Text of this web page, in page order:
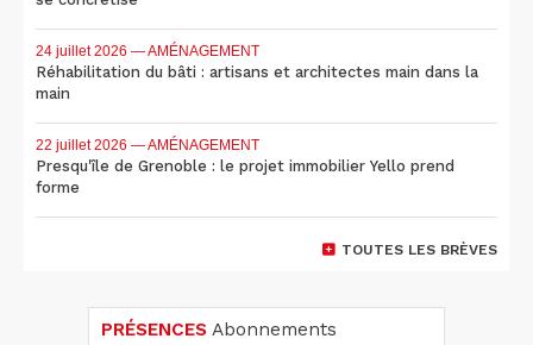
24 juillet 2026 — AMÉNAGEMENT
Réhabilitation du bâti : artisans et architectes main dans la
main
22 juillet 2026 — AMÉNAGEMENT
Presqu'île de Grenoble : le projet immobilier Yello prend
forme
TOUTES LES BRÈVES
PRÉSENCES Abonnements